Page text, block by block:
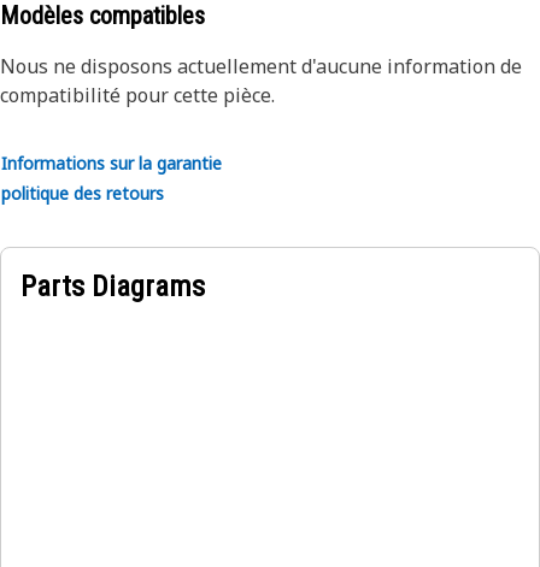
Modèles compatibles
Nous ne disposons actuellement d'aucune information de
compatibilité pour cette pièce.
Informations sur la garantie
politique des retours
Parts Diagrams